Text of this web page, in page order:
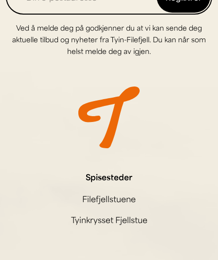
Ved å melde deg på godkjenner du at vi kan sende deg
aktuelle tilbud og nyheter fra Tyin-Filefjell. Du kan når som
helst melde deg av igjen.
Spisesteder
Filefjellstuene
Tyinkrysset Fjellstue